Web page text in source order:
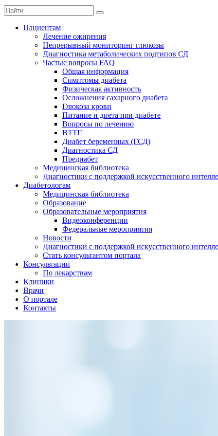
Пациентам
Лечение ожирения
Непрерывный мониторинг глюкозы
Диагностика метаболических подтипов СД
Частые вопросы FAQ
Общая информация
Симптомы диабета
Физическая активность
Осложнения сахарного диабета
Глюкоза крови
Питание и диета при диабете
Вопросы по лечению
ВТТГ
Диабет беременных (ГСД)
Диагностика СД
Предиабет
Медицинская библиотека
Диагностики с поддержкой искусственного
Диабетологам
Медицинская библиотека
Образование
Образовательные мероприятия
Видеоконференции
Федеральные мероприятия
Новости
Диагностики с поддержкой искусственного
Стать консультантом портала
Консультации
По лекарствам
Клиники
Врачи
О портале
Контакты